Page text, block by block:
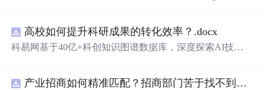
高校如何提升科研成果的转化效率？.docx
科易网基于40亿+科创知识图谱数据库，深度探索AI技术
新领域的AI+数智化解决方案，推动科技创新与产业创新产业招商如何精准匹配？招商部门苦于找不到符合产业链补链强链方向的目标企业怎么办？.docx